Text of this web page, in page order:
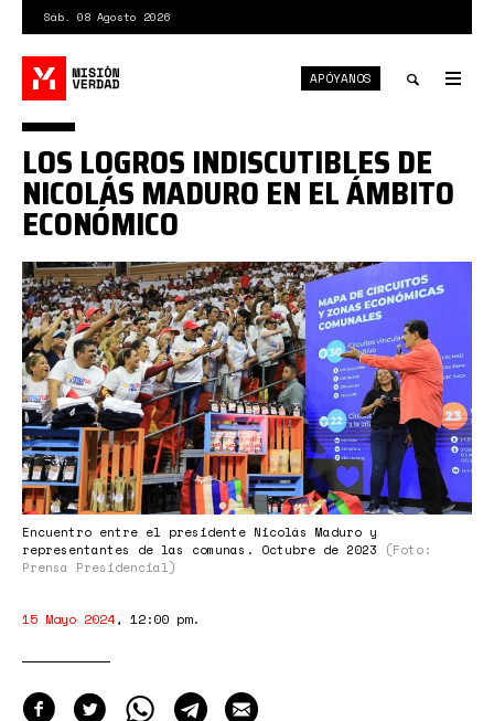
contenido
principal
Sáb. 08 Agosto 2026
search
APÓYANOS
F87Bb7gWMAEPYo4.jpeg
Encuentro entre el presidente Nicolás Maduro y
representantes de las comunas. Octubre de 2023
(Foto:
Prensa Presidencial)
LOS LOGROS INDISCUTIBLES DE
NICOLÁS MADURO EN EL ÁMBITO
ECONÓMICO
15 Mayo 2024, 12:00 pm.